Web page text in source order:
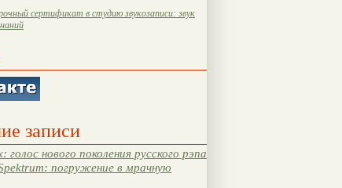
сертификат в студию звукозаписи: звук
записи
голос нового поколения русского рэпа
погружение в мрачную